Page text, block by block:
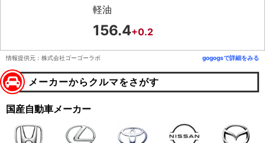
軽油
156.4+0.2
情報提供元：株式会社ゴーゴーラボ gogogsで詳細をみる
メーカーからクルマをさがす
国産自動車メーカー